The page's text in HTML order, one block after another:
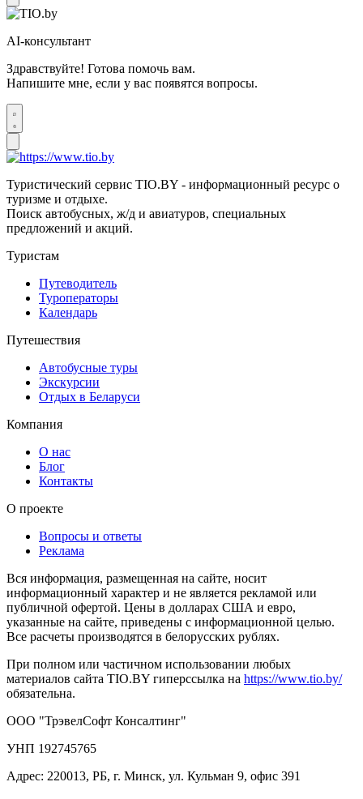
AI-консультант
Здравствуйте! Готова помочь вам.
Напишите мне, если у вас появятся вопросы.
Туристический сервис TIO.BY - информационный ресурс о
туризме и отдыхе.
Поиск автобусных, ж/д и авиатуров, специальных
предложений и акций.
Туристам
Путеводитель
Туроператоры
Календарь
Путешествия
Автобусные туры
Экскурсии
Отдых в Беларуси
Компания
О нас
Блог
Контакты
О проекте
Вопросы и ответы
Реклама
Вся информация, размещенная на сайте, носит
информационный характер и не является рекламой или
публичной офертой. Цены в долларах США и евро,
указанные на сайте, приведены с информационной целью.
Все расчеты производятся в белорусских рублях.
При полном или частичном использовании любых
материалов сайта TIO.BY гиперссылка на https://www.tio.by/
обязательна.
ООО "ТрэвелСофт Консалтинг"
УНП 192745765
Адрес: 220013, РБ, г. Минск, ул. Кульман 9, офис 391